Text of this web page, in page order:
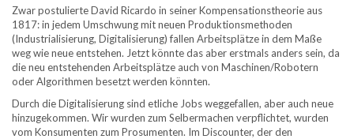
Zwar postulierte David Ricardo in seiner Kompensationstheorie aus
1817: in jedem Umschwung mit neuen Produktionsmethoden
(Industrialisierung, Digitalisierung) fallen Arbeitsplätze in dem Maße
weg wie neue entstehen. Jetzt könnte das aber erstmals anders sein, da
die neu entstehenden Arbeitsplätze auch von Maschinen/Robotern
oder Algorithmen besetzt werden könnten.
Durch die Digitalisierung sind etliche Jobs weggefallen, aber auch neue
hinzugekommen. Wir wurden zum Selbermachen verpflichtet, wurden
vom Konsumenten zum Prosumenten. Im Discounter, der den